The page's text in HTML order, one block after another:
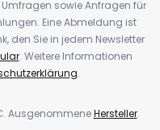
sowie Anfragen für
Eine Abmeldung ist
den Sie in jedem Newsletter
. Weitere Informationen
.
AusgenommeneHersteller.